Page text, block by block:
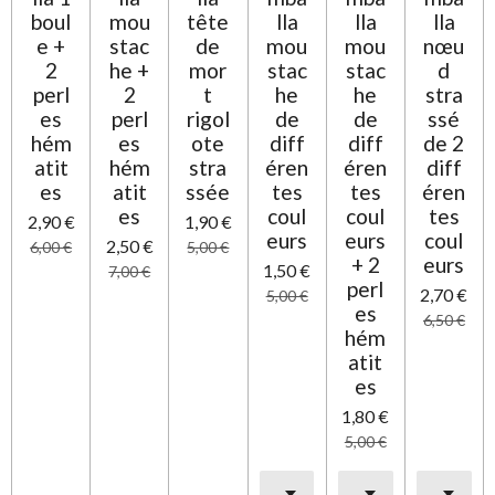
boul
e +
2
perl
es
hém
atit
es
2,90 €
6,00 €
mou
stac
he +
2
perl
es
hém
atit
es
2,50 €
7,00 €
tête
de
mor
t
rigol
ote
stra
ssée
1,90 €
5,00 €
lla
mou
stac
he
de
diff
éren
tes
coul
eurs
1,50 €
5,00 €
lla
mou
stac
he
de
diff
éren
tes
coul
eurs
+ 2
perl
es
hém
atit
es
1,80 €
5,00 €
lla
nœu
d
stra
ssé
de 2
diff
éren
tes
coul
eurs
2,70 €
6,50 €